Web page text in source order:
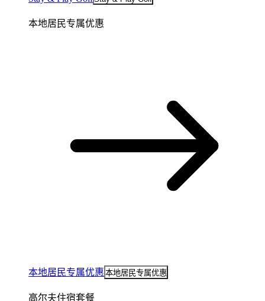
本地居民专属优惠
本地居民专属优惠 本地居民专属优惠
高尔夫住宿套餐